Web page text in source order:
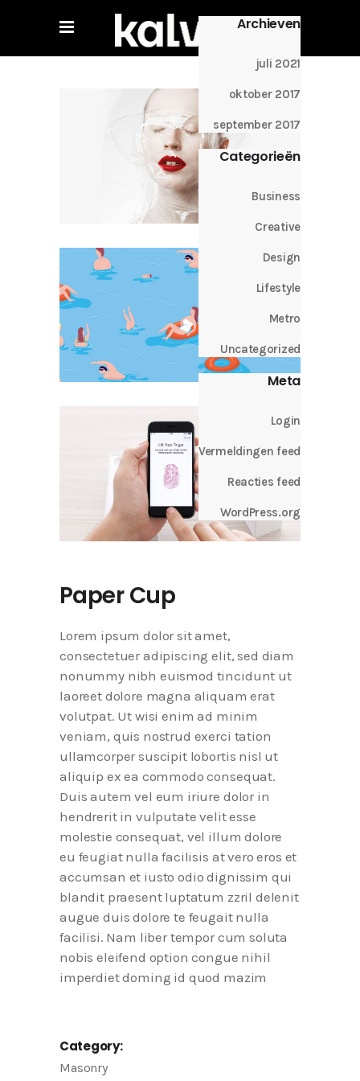
Archieven
juli 2021
oktober 2017
september 2017
Categorieën
Business
Creative
Design
Lifestyle
Metro
Uncategorized
Meta
Login
Vermeldingen feed
Reacties feed
WordPress.org
Paper Cup
Lorem ipsum dolor sit amet,
consectetuer adipiscing elit, sed diam
nonummy nibh euismod tincidunt ut
laoreet dolore magna aliquam erat
volutpat. Ut wisi enim ad minim
veniam, quis nostrud exerci tation
ullamcorper suscipit lobortis nisl ut
aliquip ex ea commodo consequat.
Duis autem vel eum iriure dolor in
hendrerit in vulputate velit esse
molestie consequat, vel illum dolore
eu feugiat nulla facilisis at vero eros et
accumsan et iusto odio dignissim qui
blandit praesent luptatum zzril delenit
augue duis dolore te feugait nulla
facilisi. Nam liber tempor cum soluta
nobis eleifend option congue nihil
imperdiet doming id quod mazim
Category:
Masonry